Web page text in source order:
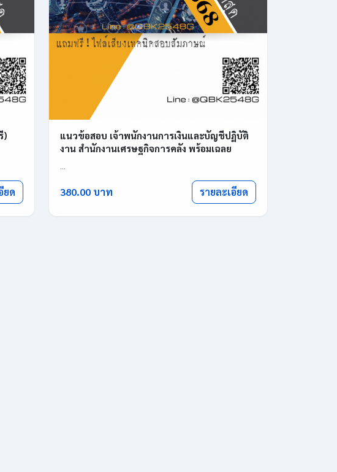
)
ยด
แนวข้อสอบ เจ้าพนักงานการเงินและบัญชีปฏิบัติ
งาน สำนักงานเศรษฐกิจการคลัง พร้อมเฉลย
...
380.00 บาท รายละเอียด